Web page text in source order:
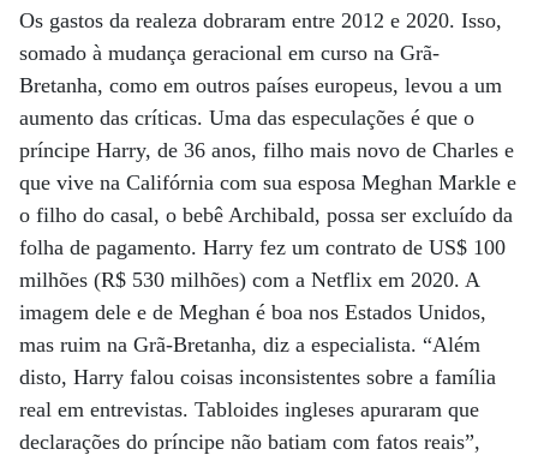
Os gastos da realeza dobraram entre 2012 e 2020. Isso,
somado à mudança geracional em curso na Grã-
Bretanha, como em outros países europeus, levou a um
aumento das críticas. Uma das especulações é que o
príncipe Harry, de 36 anos, filho mais novo de Charles e
que vive na Califórnia com sua esposa Meghan Markle e
o filho do casal, o bebê Archibald, possa ser excluído da
folha de pagamento. Harry fez um contrato de US$ 100
milhões (R$ 530 milhões) com a Netflix em 2020. A
imagem dele e de Meghan é boa nos Estados Unidos,
mas ruim na Grã-Bretanha, diz a especialista. “Além
disto, Harry falou coisas inconsistentes sobre a família
real em entrevistas. Tabloides ingleses apuraram que
declarações do príncipe não batiam com fatos reais”,